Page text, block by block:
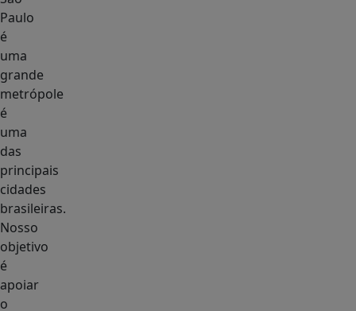
Paulo
é
uma
grande
metrópole
é
uma
das
principais
cidades
brasileiras.
Nosso
objetivo
é
apoiar
o